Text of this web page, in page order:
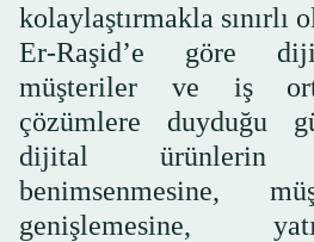
kolaylaştırmakla sınırlı
Er-Raşid’e göre
müşteriler ve iş
çözümlere duyduğu
dijital ürünlerin
benimsenmesine,
genişlemesine,